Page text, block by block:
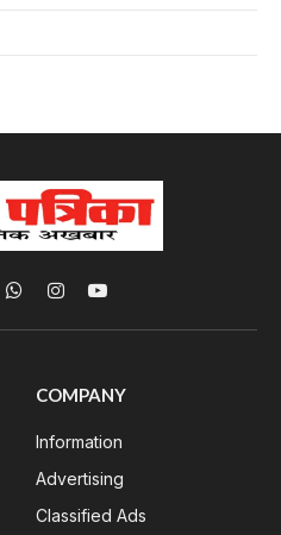
WhatsApp
InstagramYouTube
COMPANY
Information
Advertising
Classified Ads